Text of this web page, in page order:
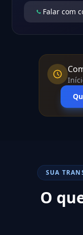
Falar com
SUA
O